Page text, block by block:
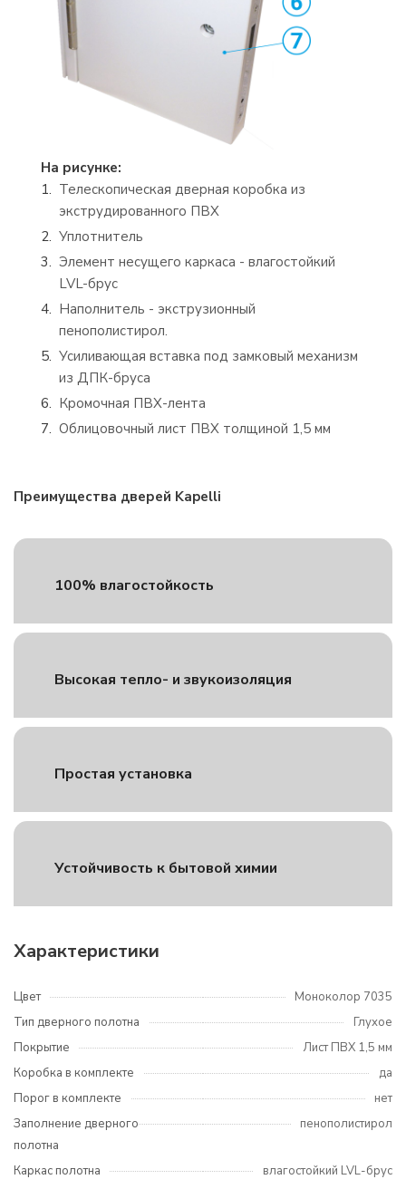
На рисунке:
Телескопическая дверная коробка из
экструдированного ПВХ
Уплотнитель
Элемент несущего каркаса - влагостойкий
LVL-брус
Наполнитель - экструзионный
пенополистирол.
Усиливающая вставка под замковый механизм
из ДПК-бруса
Кромочная ПВХ-лента
Облицовочный лист ПВХ толщиной 1,5 мм
Преимущества дверей Kapelli
100% влагостойкость
Высокая тепло- и звукоизоляция
Простая установка
Устойчивость к бытовой химии
Характеристики
Цвет
Моноколор 7035
Тип дверного полотна
Глухое
Покрытие
Лист ПВХ 1,5 мм
Коробка в комплекте
да
Порог в комплекте
нет
Заполнение дверного
полотна
пенополистирол
Каркас полотна
влагостойкий LVL-брус